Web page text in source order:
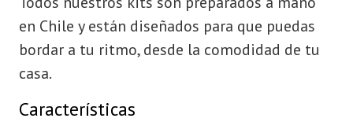
en Chile y están diseñados para que puedas
bordar a tu ritmo, desde la comodidad de tu
casa.
Características